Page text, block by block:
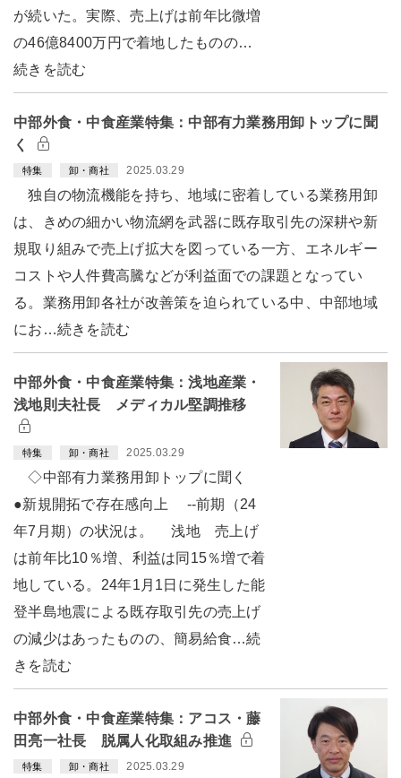
が続いた。実際、売上げは前年比微増
の46億8400万円で着地したものの…
続きを読む
中部外食・中食産業特集：中部有力業務用卸トップに聞
く
特集 卸・商社 2025.03.29
独自の物流機能を持ち、地域に密着している業務用卸
は、きめの細かい物流網を武器に既存取引先の深耕や新
規取り組みで売上げ拡大を図っている一方、エネルギー
コストや人件費高騰などが利益面での課題となってい
る。業務用卸各社が改善策を迫られている中、中部地域
にお…続きを読む
中部外食・中食産業特集：浅地産業・
浅地則夫社長 メディカル堅調推移
特集 卸・商社 2025.03.29
◇中部有力業務用卸トップに聞く
●新規開拓で存在感向上 --前期（24
年7月期）の状況は。 浅地 売上げ
は前年比10％増、利益は同15％増で着
地している。24年1月1日に発生した能
登半島地震による既存取引先の売上げ
の減少はあったものの、簡易給食…続
きを読む
中部外食・中食産業特集：アコス・藤
田亮一社長 脱属人化取組み推進
特集 卸・商社 2025.03.29